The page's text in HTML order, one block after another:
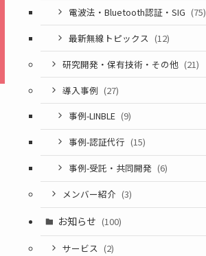
電波法・Bluetooth認証・SIG (75)
最新無線トピックス (12)
研究開発・保有技術・その他 (21)
導入事例 (27)
事例-LINBLE (9)
事例-認証代行 (15)
事例-受託・共同開発 (6)
メンバー紹介 (3)
お知らせ (100)
サービス (2)